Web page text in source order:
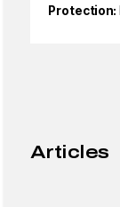
Protection:
Articles